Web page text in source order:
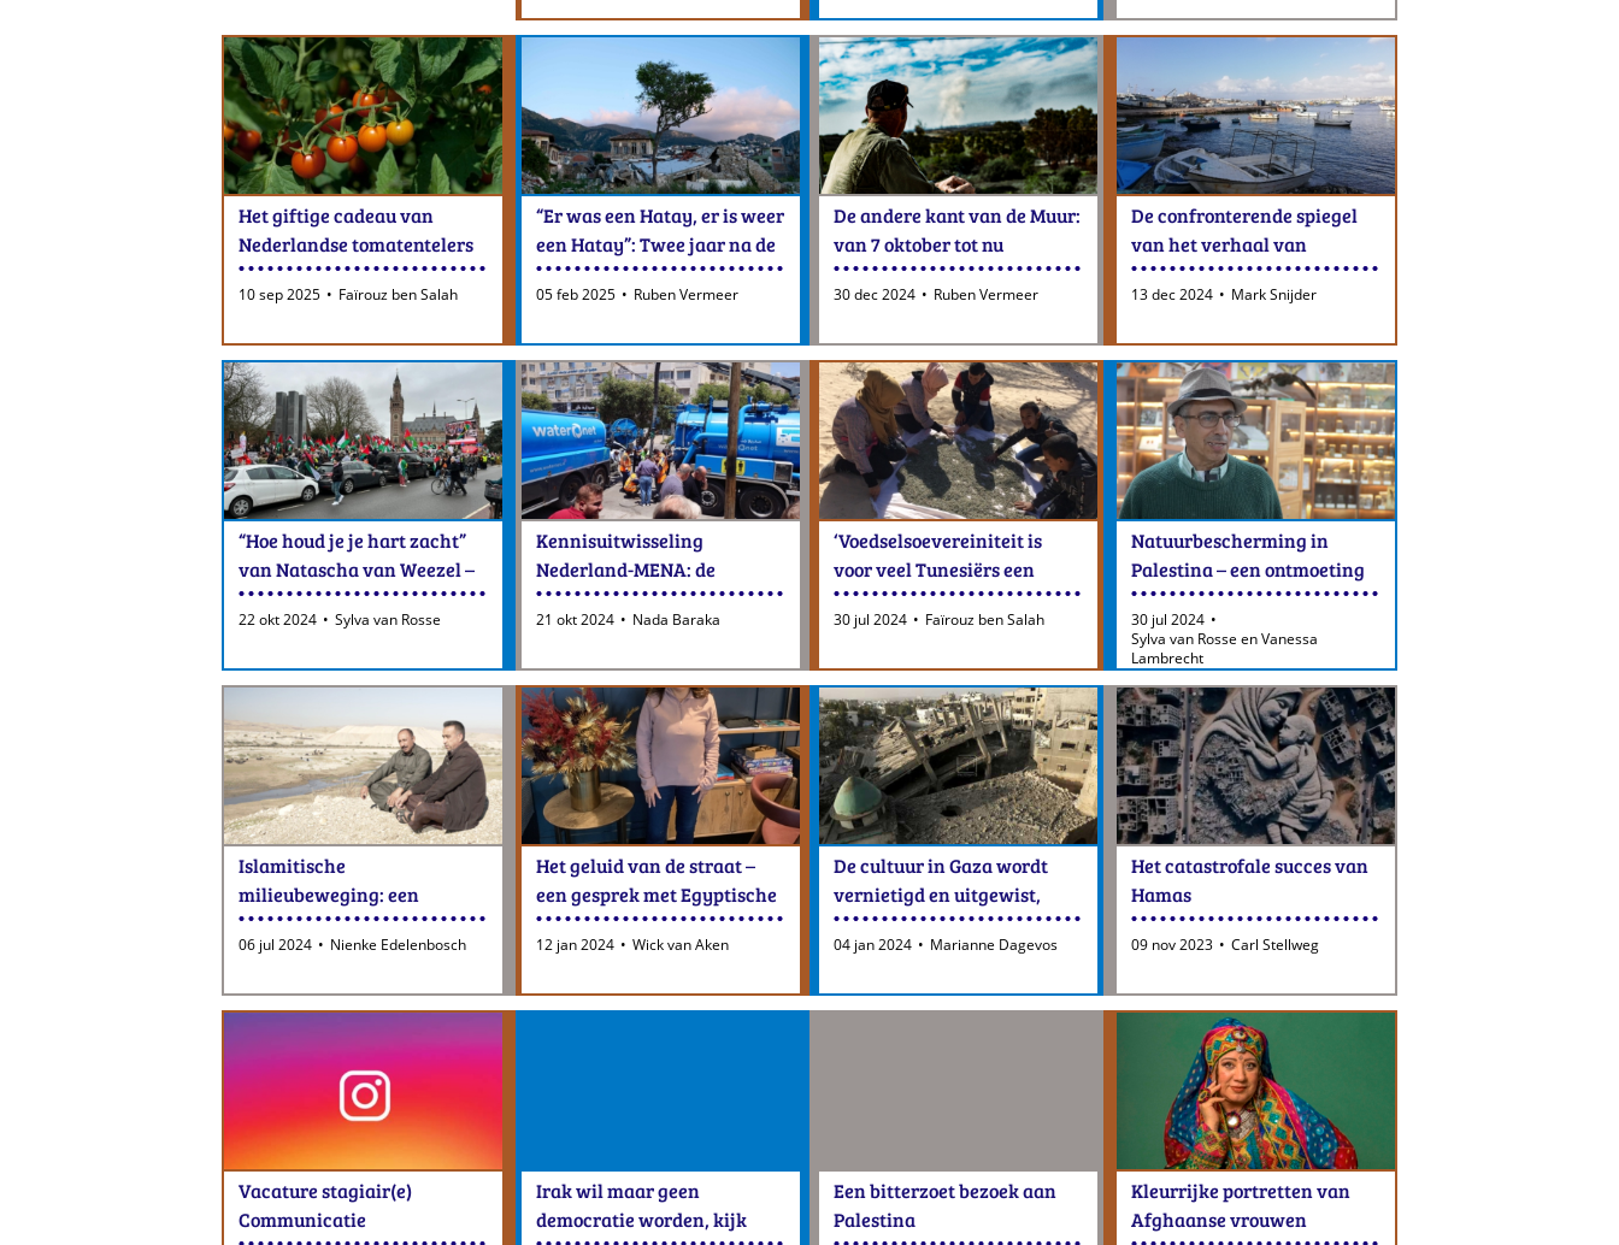
Het giftige cadeau van
Nederlandse tomatentelers
in Tunesië: stijgende export,
binnenlandse tekorten.
10 sep 2025 Faïrouz ben Salah
“Er was een Hatay, er is weer
een Hatay”: Twee jaar na de
aardbeving.
05 feb 2025 Ruben Vermeer
De andere kant van de Muur:
van 7 oktober tot nu
30 dec 2024 Ruben Vermeer
De confronterende spiegel
van het verhaal van
Alexandrië
13 dec 2024 Mark Snijder
“Hoe houd je je hart zacht”
van Natascha van Weezel –
een recensie
22 okt 2024 Sylva van Rosse
Kennisuitwisseling
Nederland-MENA: de
noodzaak van duurzame
partnerschappen voor een
21 okt 2024 Nada Baraka
‘Voedselsoevereiniteit is
voor veel Tunesiërs een
watermeloen’
30 jul 2024 Faïrouz ben Salah
Natuurbescherming in
Palestina – een ontmoeting
met Mazin Qumsiyeh
30 jul 2024
Sylva van Rosse en Vanessa
Lambrecht
Islamitische
milieubeweging: een
uitkomst?
06 jul 2024 Nienke Edelenbosch
Het geluid van de straat –
een gesprek met Egyptische
mensenrechtenactiviste
Esraa Abdel Fattah
12 jan 2024 Wick van Aken
De cultuur in Gaza wordt
vernietigd en uitgewist,
maar getuigen houden de
herinneringen levend
04 jan 2024 Marianne Dagevos
Het catastrofale succes van
Hamas
09 nov 2023 Carl Stellweg
Vacature stagiair(e)
Communicatie
Irak wil maar geen
democratie worden, kijk
Een bitterzoet bezoek aan
Palestina
Kleurrijke portretten van
Afghaanse vrouwen